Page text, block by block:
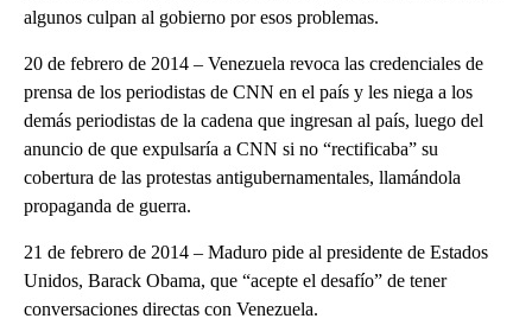
algunos culpan al gobierno por esos problemas.
20 de febrero de 2014 – Venezuela revoca las credenciales de
prensa de los periodistas de CNN en el país y les niega a los
demás periodistas de la cadena que ingresan al país, luego del
anuncio de que expulsaría a CNN si no “rectificaba” su
cobertura de las protestas antigubernamentales, llamándola
propaganda de guerra.
21 de febrero de 2014 – Maduro pide al presidente de Estados
Unidos, Barack Obama, que “acepte el desafío” de tener
conversaciones directas con Venezuela.